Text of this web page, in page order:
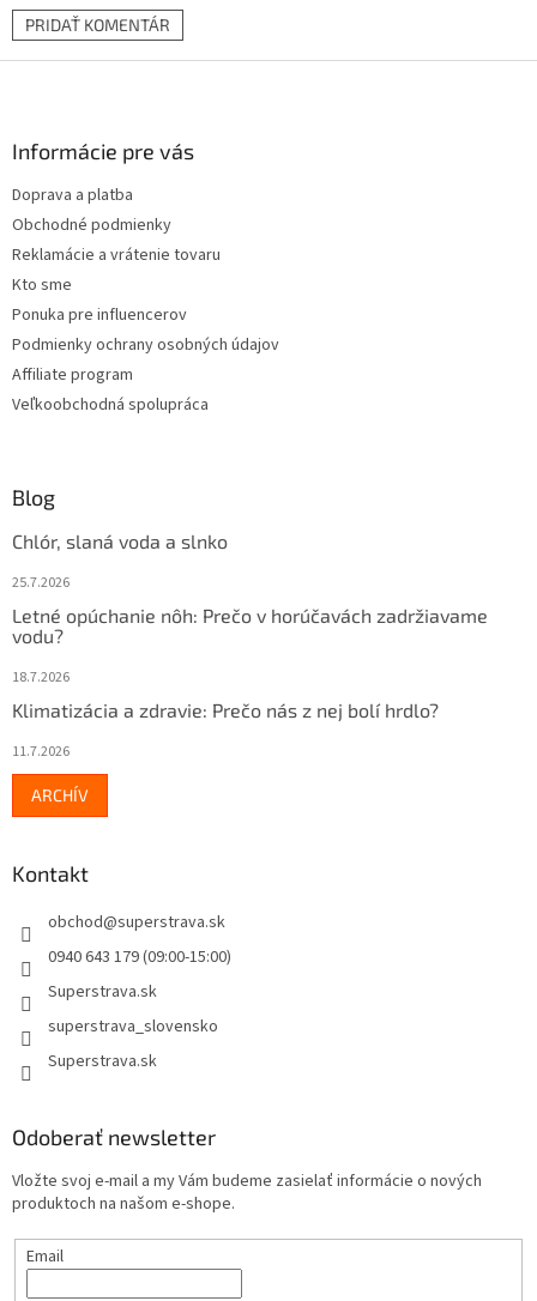
PRIDAŤ KOMENTÁR
Informácie pre vás
Doprava a platba
Obchodné podmienky
Reklamácie a vrátenie tovaru
Kto sme
Ponuka pre influencerov
Podmienky ochrany osobných údajov
Affiliate program
Veľkoobchodná spolupráca
Blog
Chlór, slaná voda a slnko
25.7.2026
Letné opúchanie nôh: Prečo v horúčavách zadržiavame
vodu?
18.7.2026
Klimatizácia a zdravie: Prečo nás z nej bolí hrdlo?
11.7.2026
ARCHÍV
Kontakt
obchod@superstrava.sk
0940 643 179 (09:00-15:00)
Superstrava.sk
superstrava_slovensko
Superstrava.sk
Odoberať newsletter
Vložte svoj e-mail a my Vám budeme zasielať informácie o nových
produktoch na našom e-shope.
Email